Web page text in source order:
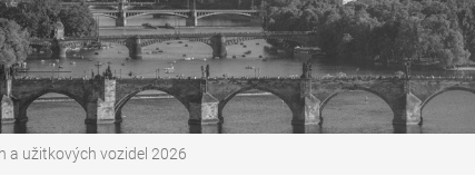
a užitkových vozidel 2026